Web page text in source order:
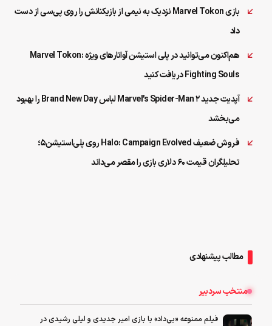
بازی Marvel Tokon نزدیک به نیمی از بازیکنانش را روی پی‌سی از دست
داد
هم‌اکنون می‌توانید در پلی استیشن آواتارهای ویژه Marvel Tokon:
Fighting Souls دریافت کنید
آپدیت جدید Marvel’s Spider-Man 2 لباس Brand New Day را بهبود
می‌بخشد
فروش ضعیف Halo: Campaign Evolved روی پلی‌استیشن۵؛
تحلیلگران قیمت ۶۰ دلاری بازی را مقصر می‌داند
مطالب پیشنهادی
منتخب سردبیر
فیلم ممنوعه «بی‌داد» با بازی امیر جدیدی و لیلی رشیدی در